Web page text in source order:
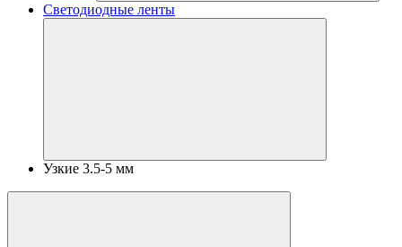
Светодиодные ленты
Узкие 3.5-5 мм